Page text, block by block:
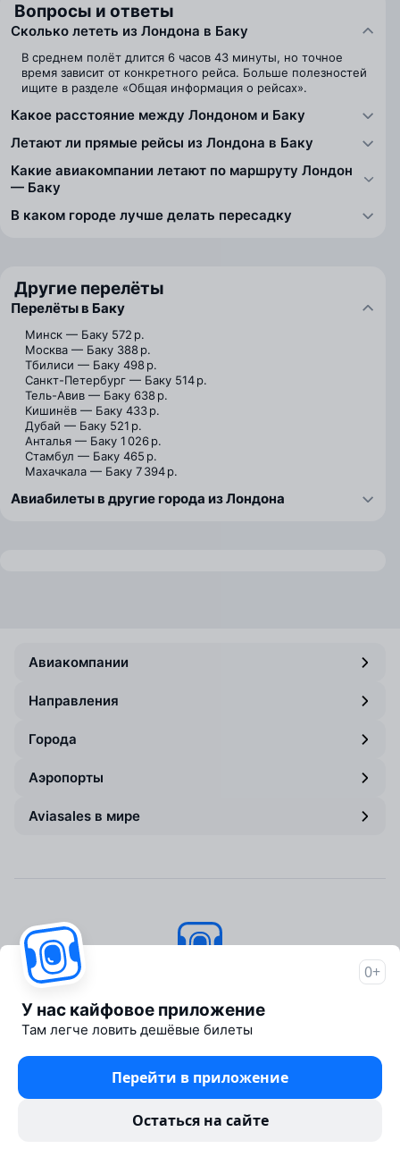
Вопросы и ответы
Сколько лететь из Лондона в Баку
В среднем полёт длится 6 часов 43 минуты, но точное
время зависит от конкретного рейса. Больше полезностей
ищите в разделе «Общая информация о рейсах».
Какое расстояние между Лондоном и Баку
Летают ли прямые рейсы из Лондона в Баку
Какие авиакомпании летают по маршруту Лондон
— Баку
В каком городе лучше делать пересадку
Другие перелёты
Перелёты в Баку
Минск — Баку 572 р.
Москва — Баку 388 р.
Тбилиси — Баку 498 р.
Санкт-Петербург — Баку 514 р.
Тель-Авив — Баку 638 р.
Кишинёв — Баку 433 р.
Дубай — Баку 521 р.
Анталья — Баку 1 026 р.
Стамбул — Баку 465 р.
Махачкала — Баку 7 394 р.
Авиабилеты в другие города из Лондона
Авиакомпании
Направления
Города
Аэропорты
Aviasales в мире
Об Авиасейлс
Пресс‑центр
Travelpayouts
Партнёрская программа
0+
У нас кайфовое приложение
Там легче ловить дешёвые билеты
Перейти в приложение
Остаться на сайте